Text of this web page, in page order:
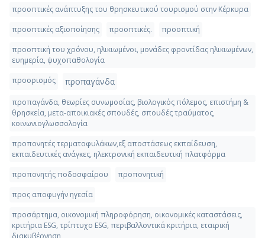
προοπτικές ανάπτυξης του θρησκευτικού τουρισμού στην Κέρκυρα
προοπτικές αξιοποίησης
προοπτικές.
προοπτική
προοπτική του χρόνου, ηλικιωμένοι, μονάδες φροντίδας ηλικιωμένων,
ευημερία, ψυχοπαθολογία
προορισμός
προπαγάνδα
προπαγάνδα, θεωρίες συνωμοσίας, βιολογικός πόλεμος, επιστήμη &
θρησκεία, μετα-αποικιακές σπουδές, σπουδές τραύματος,
κοινωνιογλωσσολογία
προπονητές τερματοφυλάκων,εξ αποστάσεως εκπαίδευση,
εκπαιδευτικές ανάγκες, ηλεκτρονική εκπαιδευτική πλατφόρμα
προπονητής ποδοσφαίρου
προπονητική
προς αποφυγήν ηγεσία
προσάρτημα, οικονομική πληροφόρηση, οικονομικές καταστάσεις,
κριτήρια ESG, τρίπτυχο ESG, περιβαλλοντικά κριτήρια, εταιρική
διακυβέρνηση